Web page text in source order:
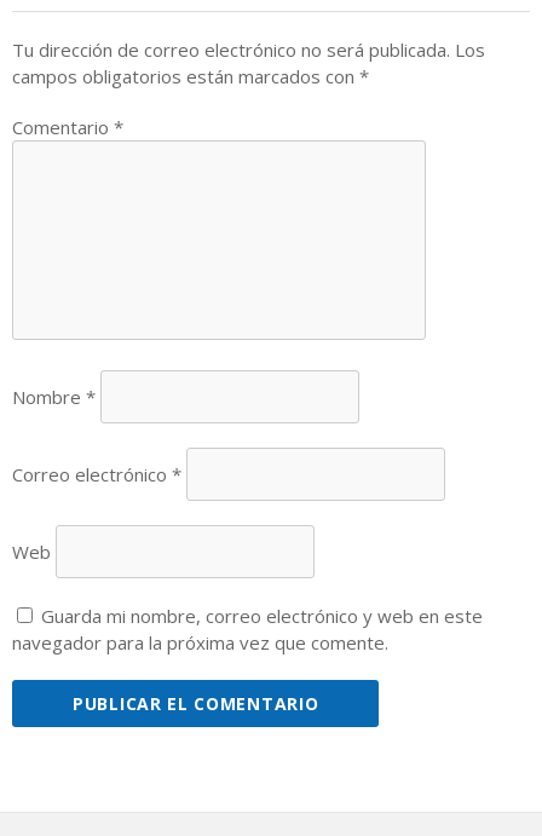
Tu dirección de correo electrónico no será publicada. Los
campos obligatorios están marcados con *
Comentario *
Nombre *
Correo electrónico *
Web
Guarda mi nombre, correo electrónico y web en este
navegador para la próxima vez que comente.